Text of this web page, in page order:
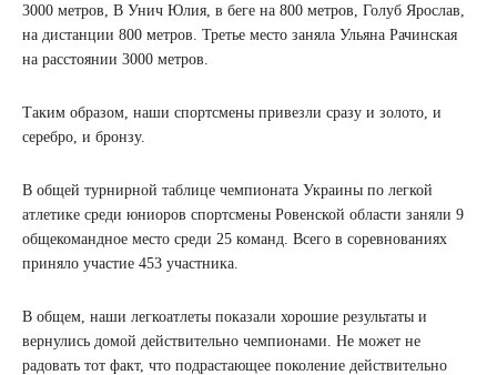
3000 метров, В Унич Юлия, в беге на 800 метров, Голуб Ярослав,
на дистанции 800 метров. Третье место заняла Ульяна Рачинская
на расстоянии 3000 метров.
Таким образом, наши спортсмены привезли сразу и золото, и
серебро, и бронзу.
В общей турнирной таблице чемпионата Украины по легкой
атлетике среди юниоров спортсмены Ровенской области заняли 9
общекомандное место среди 25 команд. Всего в соревнованиях
приняло участие 453 участника.
В общем, наши легкоатлеты показали хорошие результаты и
вернулись домой действительно чемпионами. Не может не
радовать тот факт, что подрастающее поколение действительно